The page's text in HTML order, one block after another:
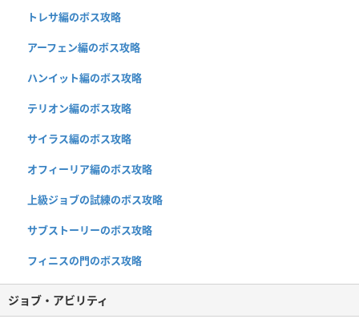
トレサ編のボス攻略
アーフェン編のボス攻略
ハンイット編のボス攻略
テリオン編のボス攻略
サイラス編のボス攻略
オフィーリア編のボス攻略
上級ジョブの試練のボス攻略
サブストーリーのボス攻略
フィニスの門のボス攻略
ジョブ・アビリティ